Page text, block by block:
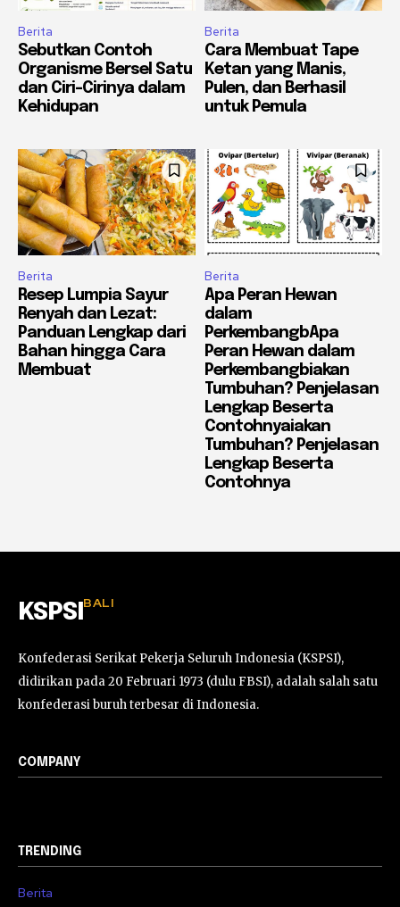
Berita
Sebutkan Contoh
Organisme Bersel Satu
dan Ciri-Cirinya dalam
Kehidupan
Berita
Cara Membuat Tape
Ketan yang Manis,
Pulen, dan Berhasil
untuk Pemula
Berita
Resep Lumpia Sayur
Renyah dan Lezat:
Panduan Lengkap dari
Bahan hingga Cara
Membuat
Berita
Apa Peran Hewan
dalam
PerkembangbApa
Peran Hewan dalam
Perkembangbiakan
Tumbuhan? Penjelasan
Lengkap Beserta
Contohnyaiakan
Tumbuhan? Penjelasan
Lengkap Beserta
Contohnya
KSPSI BALI
Konfederasi Serikat Pekerja Seluruh Indonesia (KSPSI),
didirikan pada 20 Februari 1973 (dulu FBSI), adalah salah satu
konfederasi buruh terbesar di Indonesia.
COMPANY
TRENDING
Berita